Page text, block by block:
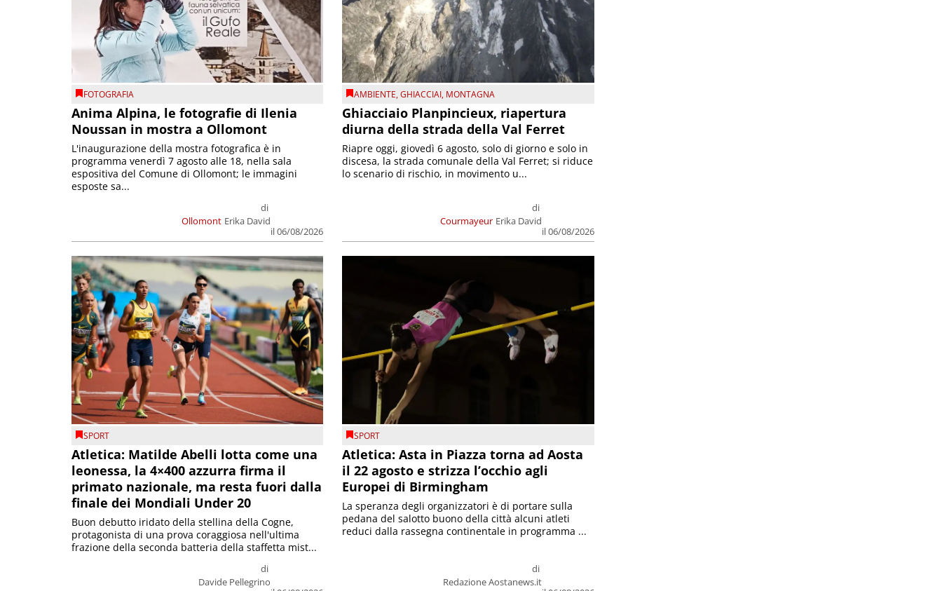
FOTOGRAFIA
Anima Alpina, le fotografie di Ilenia
Noussan in mostra a Ollomont
Ollomont
di
Erika David
il 06/08/2026
L'inaugurazione della mostra fotografica è in
programma venerdì 7 agosto alle 18, nella sala
espositiva del Comune di Ollomont; le immagini
esposte sa...
AMBIENTE,GHIACCIAI, MONTAGNA
Ghiacciaio Planpincieux, riapertura
diurna della strada della Val Ferret
Courmayeur
di
Erika David
il 06/08/2026
Riapre oggi, giovedì 6 agosto, solo di giorno e solo in
discesa, la strada comunale della Val Ferret; si riduce
lo scenario di rischio, in movimento u...
SPORT
Atletica: Matilde Abelli lotta come una
leonessa, la 4×400 azzurra firma il
primato nazionale, ma resta fuori dalla
finale dei Mondiali Under 20
di
Davide Pellegrino
Buon debutto iridato della stellina della Cogne,
protagonista di una prova coraggiosa nell'ultima
frazione della seconda batteria della staffetta mist...
SPORT
Atletica: Asta in Piazza torna ad Aosta
il 22 agosto e strizza l’occhio agli
Europei di Birmingham
di
Redazione Aostanews.it
La speranza degli organizzatori è di portare sulla
pedana del salotto buono della città alcuni atleti
reduci dalla rassegna continentale in programma ...